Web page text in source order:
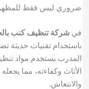
ضروري ليس فقط للمظهر
في شركة تنظيف كنب
باستخدام تقنيات حديثة
المدرب يستخدم مواد
الأثاث وكفاءته، مما
والانتعاش.